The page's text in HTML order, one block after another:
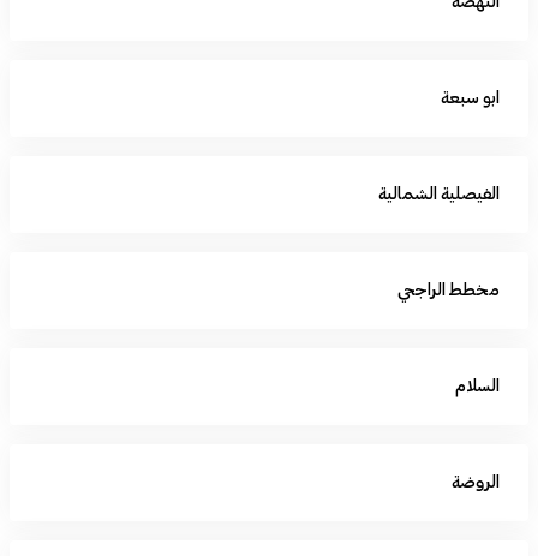
ابو سبعة
الفيصلية الشمالية
مخطط الراجحي
السلام
الروضة